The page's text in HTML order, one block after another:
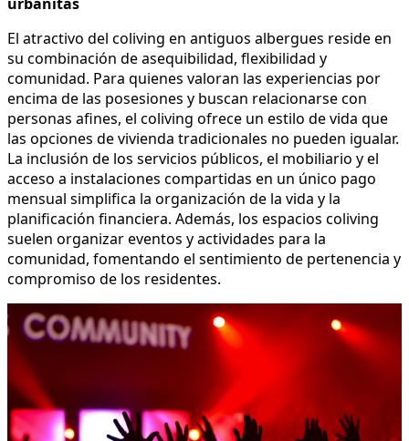
El atractivo del coliving en antiguos albergues reside en
su combinación de asequibilidad, flexibilidad y
comunidad. Para quienes valoran las experiencias por
encima de las posesiones y buscan relacionarse con
personas afines, el coliving ofrece un estilo de vida que
las opciones de vivienda tradicionales no pueden igualar.
La inclusión de los servicios públicos, el mobiliario y el
acceso a instalaciones compartidas en un único pago
mensual simplifica la organización de la vida y la
planificación financiera. Además, los espacios coliving
suelen organizar eventos y actividades para la
comunidad, fomentando el sentimiento de pertenencia y
compromiso de los residentes.